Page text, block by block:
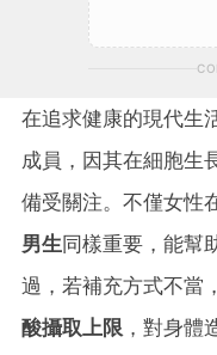
在追求健康的現代生
成員，因其在細胞生
備受關注。不僅女性
男生同樣重要，能幫
過，若補充方式不當
酸攝取上限 ，對身體